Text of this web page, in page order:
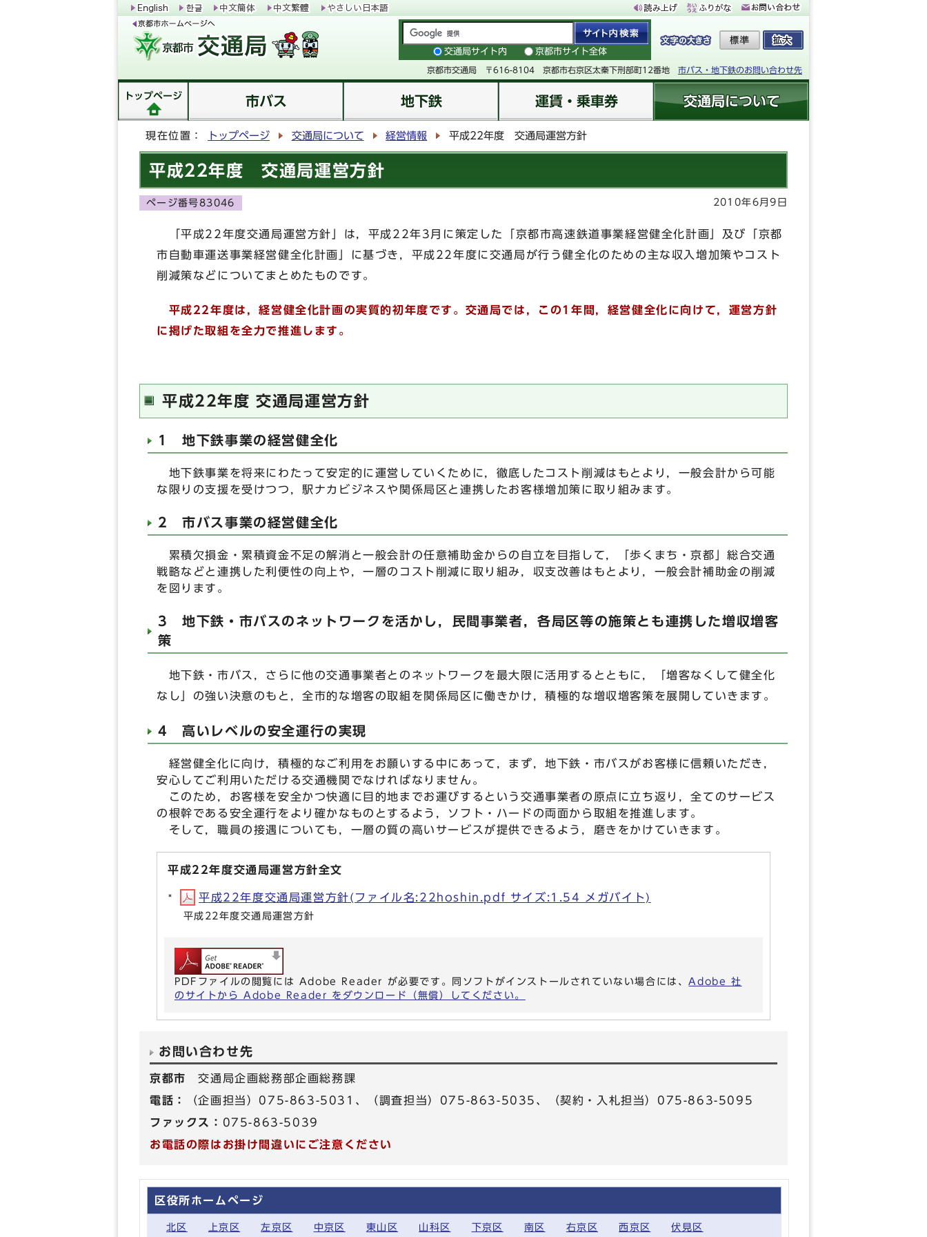
交通局サイト内 京都市サイト全体
京都市交通局 〒616-8104 京都市右京区太秦下刑部町12番地 市バス・地下鉄のお問い合わせ先
トップページ 市バス 地下鉄 運賃・乗車券 交通局について
現在位置： トップページ 交通局について 経営情報 平成22年度 交通局運営方針
平成22年度 交通局運営方針
ページ番号83046 2010年6月9日
「平成22年度交通局運営方針」は，平成22年3月に策定した「京都市高速鉄道事業経営健全化計画」及び「京都
市自動車運送事業経営健全化計画」に基づき，平成22年度に交通局が行う健全化のための主な収入増加策やコスト
削減策などについてまとめたものです。
平成22年度は，経営健全化計画の実質的初年度です。交通局では，この1年間，経営健全化に向けて，運営方針
に掲げた取組を全力で推進します。
平成22年度 交通局運営方針
1 地下鉄事業の経営健全化
地下鉄事業を将来にわたって安定的に運営していくために，徹底したコスト削減はもとより，一般会計から可能
な限りの支援を受けつつ，駅ナカビジネスや関係局区と連携したお客様増加策に取り組みます。
2 市バス事業の経営健全化
累積欠損金・累積資金不足の解消と一般会計の任意補助金からの自立を目指して，「歩くまち・京都」総合交通
戦略などと連携した利便性の向上や，一層のコスト削減に取り組み，収支改善はもとより，一般会計補助金の削減
を図ります。
3 地下鉄・市バスのネットワークを活かし，民間事業者，各局区等の施策とも連携した増収増客
策
地下鉄・市バス，さらに他の交通事業者とのネットワークを最大限に活用するとともに，「増客なくして健全化
なし」の強い決意のもと，全市的な増客の取組を関係局区に働きかけ，積極的な増収増客策を展開していきます。
4 高いレベルの安全運行の実現
経営健全化に向け，積極的なご利用をお願いする中にあって，まず，地下鉄・市バスがお客様に信頼いただき，
安心してご利用いただける交通機関でなければなりません。
このため，お客様を安全かつ快適に目的地までお運びするという交通事業者の原点に立ち返り，全てのサービス
の根幹である安全運行をより確かなものとするよう，ソフト・ハードの両面から取組を推進します。
そして，職員の接遇についても，一層の質の高いサービスが提供できるよう，磨きをかけていきます。
平成22年度交通局運営方針全文
平成22年度交通局運営方針(ファイル名:22hoshin.pdf サイズ:1.54 メガバイト)
平成22年度交通局運営方針
PDFファイルの閲覧には Adobe Reader が必要です。同ソフトがインストールされていない場合には、Adobe 社
のサイトから Adobe Reader をダウンロード（無償）してください。
お問い合わせ先
京都市交通局企画総務部企画総務課
電話：
（企画担当）075-863-5031、（調査担当）075-863-5035、（契約・入札担当）075-863-5095
ファックス： 075-863-5039
お電話の際はお掛け間違いにご注意ください
区役所ホームページ
北区 上京区 左京区 中京区 東山区 山科区 下京区 南区 右京区 西京区 伏見区